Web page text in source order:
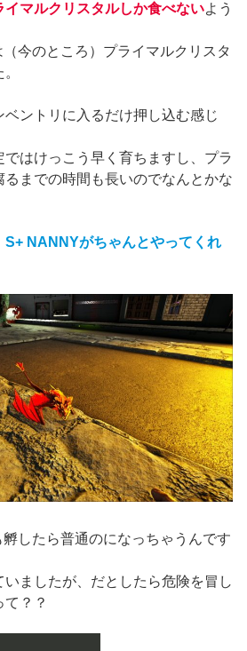
イマルクリスタルしか食べないよう
今のところ）プライマルクリスタ
ベントリに入るだけ押し込む感じ
ではけっこう早く育ちますし、プラ
までの時間も長いのでなんとかな
S+ NANNYがちゃんとやってくれ
したら普通のになっちゃうんです
ましたが、だとしたら危険を冒し
？？